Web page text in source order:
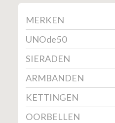
MERKEN
UNOde50
SIERADEN
ARMBANDEN
KETTINGEN
OORBELLEN